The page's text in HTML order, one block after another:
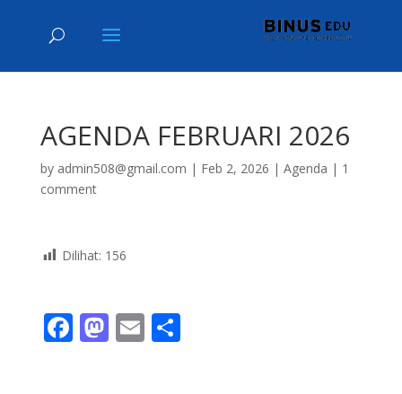
AGENDA FEBRUARI 2026
by admin508@gmail.com | Feb 2, 2026 | Agenda | 1
comment
Dilihat: 156
F M E S